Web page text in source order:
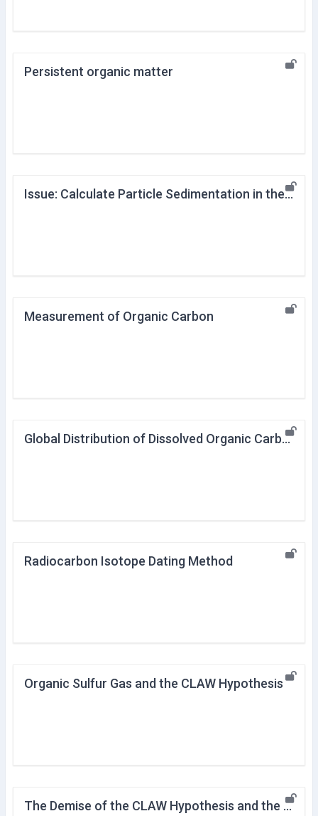
Persistent organic matter
Issue: Calculate Particle Sedimentation in the Ocean
Measurement of Organic Carbon
Global Distribution of Dissolved Organic Carbon in the Ocean
Radiocarbon Isotope Dating Method
Organic Sulfur Gas and the CLAW Hypothesis
The Demise of the CLAW Hypothesis and the SOLAS Study